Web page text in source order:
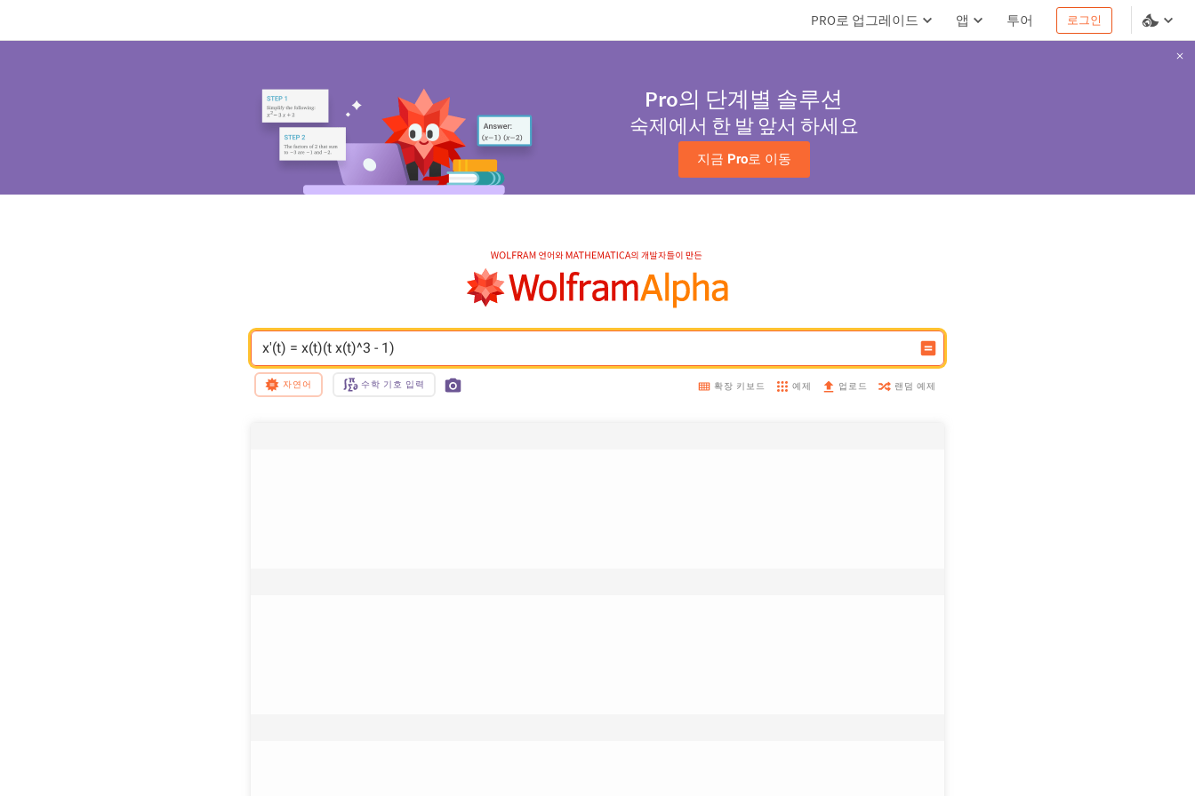
PRO로 업그레이드 앱 투어 로그인
Pro의 단계별 솔루션
숙제에서 한 발 앞서 하세요
지금 Pro로 이동
x'(t) = x(t)(t x(t)^3 - 1)
자연어 수학 기호 입력 확장 키보드 예제 업로드 랜덤 예제